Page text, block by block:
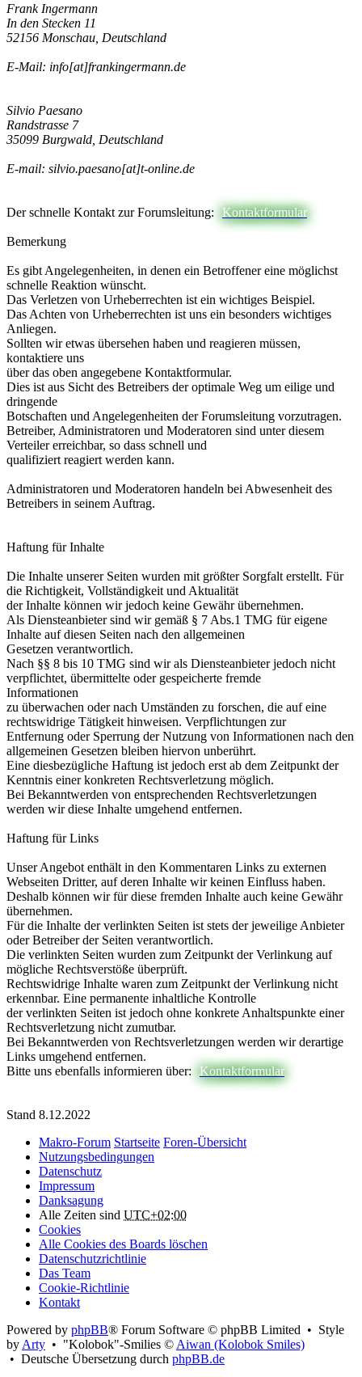
Frank Ingermann
In den Stecken 11
52156 Monschau, Deutschland
E-Mail: info[at]frankingermann.de
Silvio Paesano
Randstrasse 7
35099 Burgwald, Deutschland
E-mail: silvio.paesano[at]t-online.de
Der schnelle Kontakt zur Forumsleitung: Kontaktformular
Bemerkung
Es gibt Angelegenheiten, in denen ein Betroffener eine möglichst
schnelle Reaktion wünscht.
Das Verletzen von Urheberrechten ist ein wichtiges Beispiel.
Das Achten von Urheberrechten ist uns ein besonders wichtiges
Anliegen.
Sollten wir etwas übersehen haben und reagieren müssen,
kontaktiere uns
über das oben angegebene Kontaktformular.
Dies ist aus Sicht des Betreibers der optimale Weg um eilige und
dringende
Botschaften und Angelegenheiten der Forumsleitung vorzutragen.
Betreiber, Administratoren und Moderatoren sind unter diesem
Verteiler erreichbar, so dass schnell und
qualifiziert reagiert werden kann.
Administratoren und Moderatoren handeln bei Abwesenheit des
Betreibers in seinem Auftrag.
Haftung für Inhalte
Die Inhalte unserer Seiten wurden mit größter Sorgfalt erstellt. Für
die Richtigkeit, Vollständigkeit und Aktualität
der Inhalte können wir jedoch keine Gewähr übernehmen.
Als Diensteanbieter sind wir gemäß § 7 Abs.1 TMG für eigene
Inhalte auf diesen Seiten nach den allgemeinen
Gesetzen verantwortlich.
Nach §§ 8 bis 10 TMG sind wir als Diensteanbieter jedoch nicht
verpflichtet, übermittelte oder gespeicherte fremde
Informationen
zu überwachen oder nach Umständen zu forschen, die auf eine
rechtswidrige Tätigkeit hinweisen. Verpflichtungen zur
Entfernung oder Sperrung der Nutzung von Informationen nach den
allgemeinen Gesetzen bleiben hiervon unberührt.
Eine diesbezügliche Haftung ist jedoch erst ab dem Zeitpunkt der
Kenntnis einer konkreten Rechtsverletzung möglich.
Bei Bekanntwerden von entsprechenden Rechtsverletzungen
werden wir diese Inhalte umgehend entfernen.
Haftung für Links
Unser Angebot enthält in den Kommentaren Links zu externen
Webseiten Dritter, auf deren Inhalte wir keinen Einfluss haben.
Deshalb können wir für diese fremden Inhalte auch keine Gewähr
übernehmen.
Für die Inhalte der verlinkten Seiten ist stets der jeweilige Anbieter
oder Betreiber der Seiten verantwortlich.
Die verlinkten Seiten wurden zum Zeitpunkt der Verlinkung auf
mögliche Rechtsverstöße überprüft.
Rechtswidrige Inhalte waren zum Zeitpunkt der Verlinkung nicht
erkennbar. Eine permanente inhaltliche Kontrolle
der verlinkten Seiten ist jedoch ohne konkrete Anhaltspunkte einer
Rechtsverletzung nicht zumutbar.
Bei Bekanntwerden von Rechtsverletzungen werden wir derartige
Links umgehend entfernen.
Bitte uns ebenfalls informieren über:
Kontaktformular
Stand 8.12.2022
Makro-Forum Startseite Foren-Übersicht
Nutzungsbedingungen
Datenschutz
Impressum
Danksagung
Alle Zeiten sind UTC+02:00
Cookies
Alle Cookies des Boards löschen
Datenschutzrichtlinie
Das Team
Cookie-Richtlinie
Kontakt
Powered by phpBB® Forum Software © phpBB Limited • Style
byArty • "Kolobok"-Smilies ©Aiwan (Kolobok Smiles)
• Deutsche Übersetzung durch phpBB.de